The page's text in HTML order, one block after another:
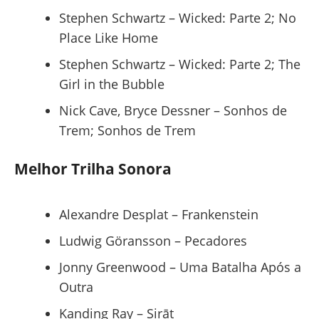
Stephen Schwartz – Wicked: Parte 2; No
Place Like Home
Stephen Schwartz – Wicked: Parte 2; The
Girl in the Bubble
Nick Cave, Bryce Dessner – Sonhos de
Trem; Sonhos de Trem
Melhor Trilha Sonora
Alexandre Desplat – Frankenstein
Ludwig Göransson – Pecadores
Jonny Greenwood – Uma Batalha Após a
Outra
Kanding Ray – Sirāt